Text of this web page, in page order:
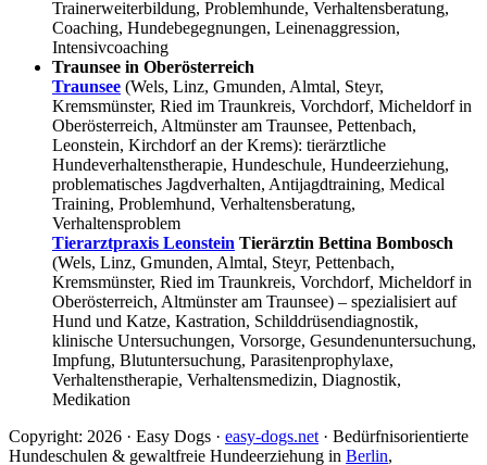
Trainerweiterbildung, Problemhunde, Verhaltensberatung,
Coaching, Hundebegegnungen, Leinenaggression,
Intensivcoaching
Traunsee in Oberösterreich
Traunsee (Wels, Linz, Gmunden, Almtal, Steyr,
Kremsmünster, Ried im Traunkreis, Vorchdorf, Micheldorf in
Oberösterreich, Altmünster am Traunsee, Pettenbach,
Leonstein, Kirchdorf an der Krems): tierärztliche
Hundeverhaltenstherapie, Hundeschule, Hundeerziehung,
problematisches Jagdverhalten, Antijagdtraining, Medical
Training, Problemhund, Verhaltensberatung,
Verhaltensproblem
Tierarztpraxis Leonstein Tierärztin Bettina Bombosch
(Wels, Linz, Gmunden, Almtal, Steyr, Pettenbach,
Kremsmünster, Ried im Traunkreis, Vorchdorf, Micheldorf in
Oberösterreich, Altmünster am Traunsee) – spezialisiert auf
Hund und Katze, Kastration, Schilddrüsendiagnostik,
klinische Untersuchungen, Vorsorge, Gesundenuntersuchung,
Impfung, Blutuntersuchung, Parasitenprophylaxe,
Verhaltenstherapie, Verhaltensmedizin, Diagnostik,
Medikation
Copyright: 2026 · Easy Dogs · easy-dogs.net · Bedürfnisorientierte
Hundeschulen & gewaltfreie Hundeerziehung in Berlin,